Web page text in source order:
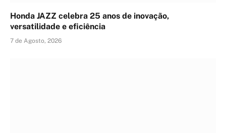
Honda JAZZ celebra 25 anos de inovação,
versatilidade e eficiência
7 de Agosto, 2026